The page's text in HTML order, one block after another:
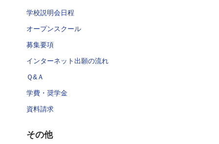
学校説明会日程
オープンスクール
募集要項
インターネット出願の流れ
Ｑ&Ａ
学費・奨学金
資料請求
その他